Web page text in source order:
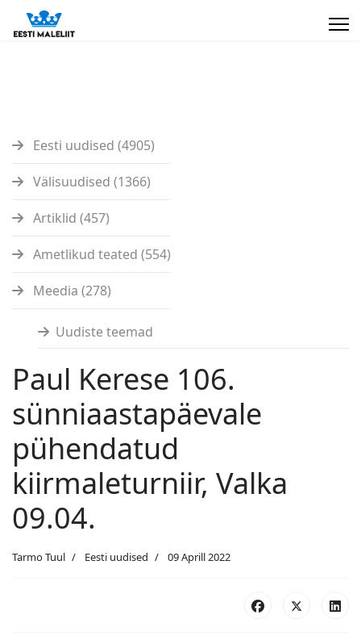
Eesti uudised (4905)
Välisuudised (1366)
Artiklid (457)
Ametlikud teated (554)
Meedia (278)
Uudiste teemad
Paul Kerese 106.
sünniaastapäevale
pühendatud
kiirmaleturniir, Valka
09.04.
Tarmo Tuul Eesti uudised 09 Aprill 2022